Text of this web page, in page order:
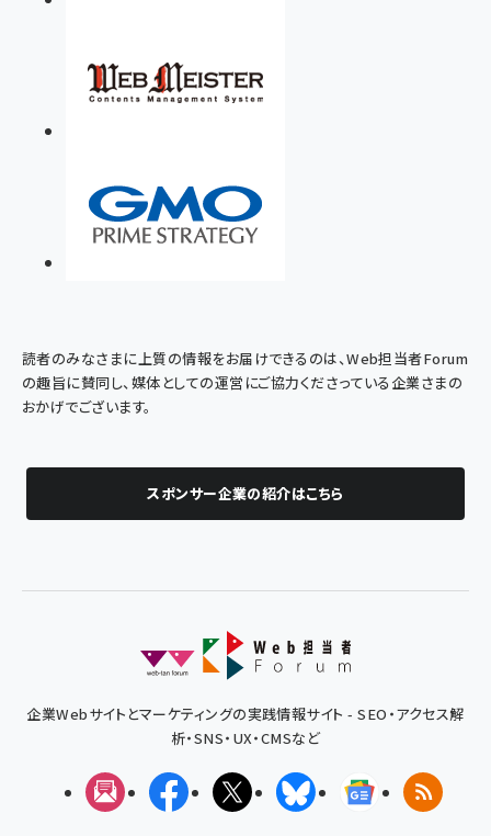
読者のみなさまに上質の情報をお届けできるのは、Web担当者Forum
の趣旨に賛同し、媒体としての運営にご協力くださっている企業さまの
おかげでございます。
スポンサー企業の紹介はこちら
企業Webサイトとマーケティングの実践情報サイト - SEO・アクセス解
析・SNS・UX・CMSなど
メルマガFacebookX(エックス)BlueskyGoogleニュ
RSS